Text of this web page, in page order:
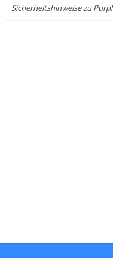
Sicherheitshinweise zu